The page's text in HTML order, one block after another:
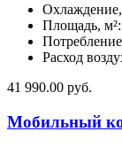
Площадь,
Расход
41 990.00 руб.
Мобильный